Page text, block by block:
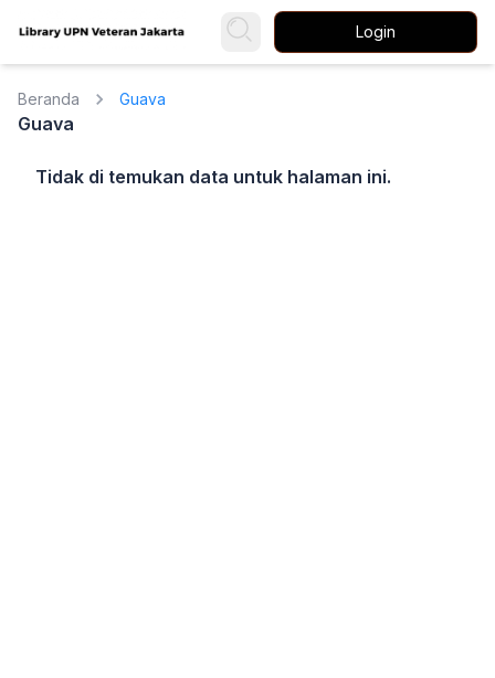
Login
Beranda Guava
Guava
Tidak di temukan data untuk halaman ini.